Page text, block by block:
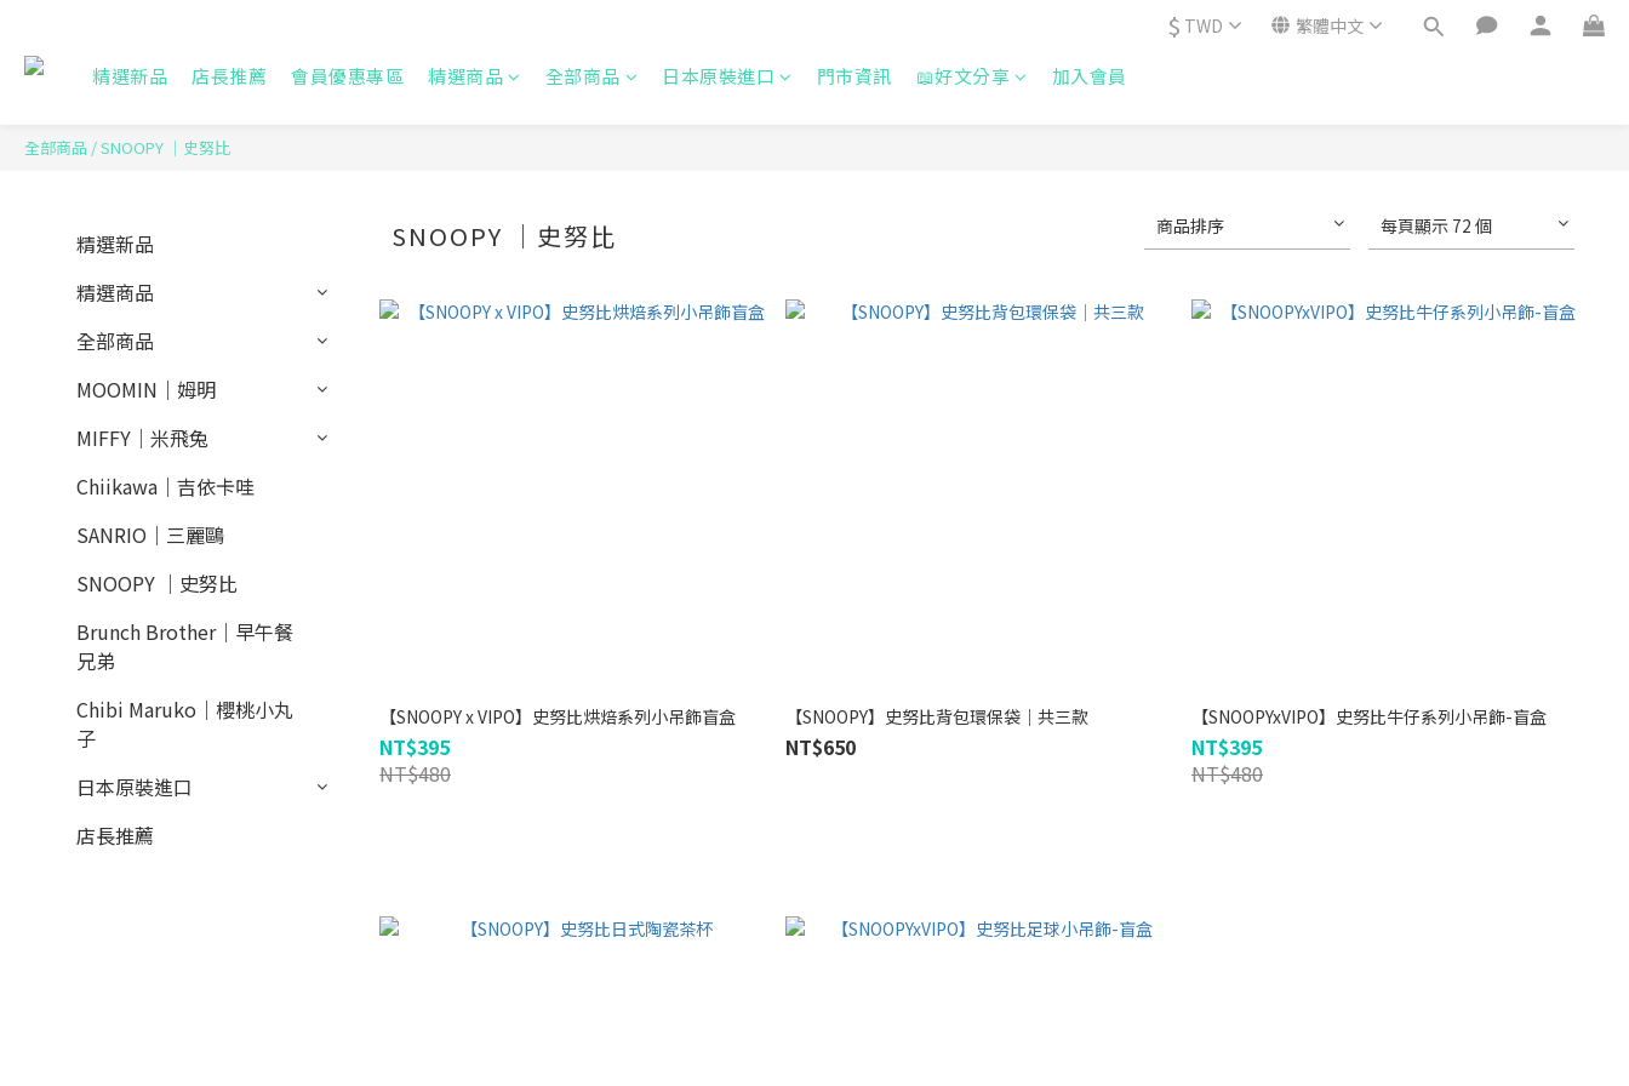
$ TWD 繁體中文
精選新品 店長推薦 會員優惠專區 精選商品 全部商品 日本原裝進口 門市資訊 📖好文分享 加入會員
全部商品 /SNOOPY ｜史努比
精選新品
精選商品
全部商品
MOOMIN｜姆明
MIFFY｜米飛兔
Chiikawa｜吉依卡哇
SANRIO｜三麗鷗
SNOOPY ｜史努比
Brunch Brother｜早午餐
兄弟
Chibi Maruko｜櫻桃小丸
子
日本原裝進口
店長推薦
SNOOPY ｜史努比 商品排序 每頁顯示 72 個
【SNOOPY x VIPO】史努比烘焙系列小吊飾盲盒
NT$395
NT$480
【SNOOPY】史努比背包環保袋｜共三款
NT$650
【SNOOPYxVIPO】史努比牛仔系列小吊飾-盲盒
NT$395
NT$480